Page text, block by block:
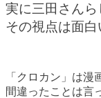
実に三田さんら
その視点は面
「クロカン」は
間違ったことは言